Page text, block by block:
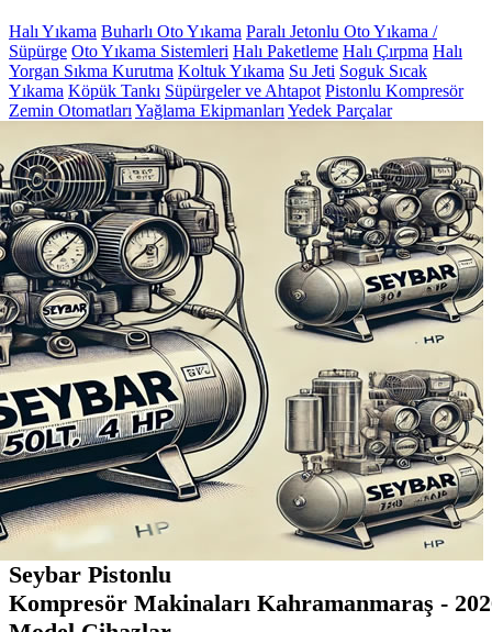
Halı Yıkama Buharlı Oto Yıkama Paralı Jetonlu Oto Yıkama /
Süpürge Oto Yıkama Sistemleri Halı Paketleme Halı Çırpma Halı
Yorgan Sıkma Kurutma Koltuk Yıkama Su Jeti Soguk Sıcak
Yıkama Köpük Tankı Süpürgeler ve Ahtapot Pistonlu Kompresör
Zemin Otomatları Yağlama Ekipmanları Yedek Parçalar
Seybar Pistonlu
Kompresör Makinaları Kahramanmaraş -